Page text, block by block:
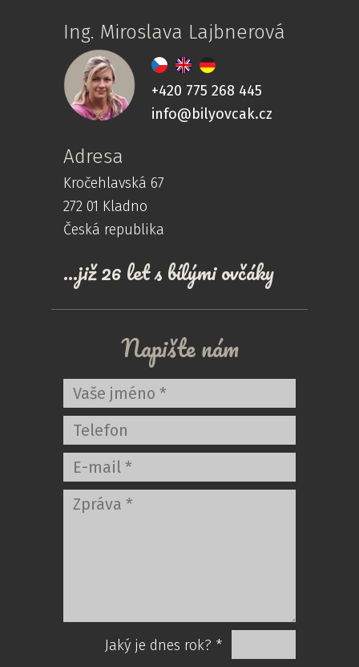
Ing. Miroslava Lajbnerová
+420 775 268 445
info@bilyovcak.cz
Adresa
Kročehlavská 67
272 01 Kladno
Česká republika
...již 26 let s bílými ovčáky
Napište nám
Jaký je dnes rok? *